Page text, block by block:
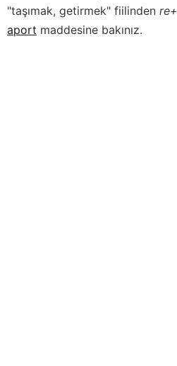
"taşımak, getirmek" fiilinden re+
aport maddesine bakınız.